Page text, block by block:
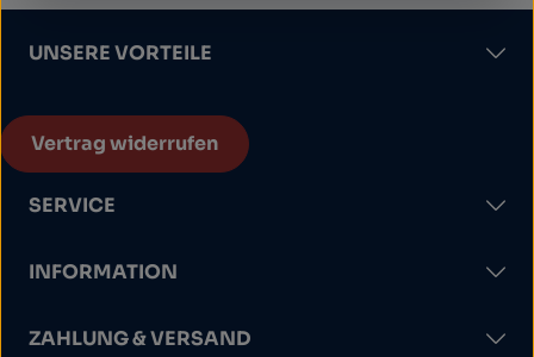
UNSERE VORTEILE
Vertrag widerrufen
SERVICE
INFORMATION
ZAHLUNG & VERSAND